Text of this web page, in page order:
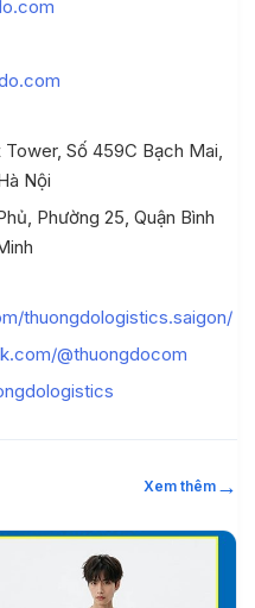
Số 459C Bạch Mai,
Nội
Phường 25, Quận Bình
thuongdologistics.saigon/
@thuongdocom
Xem thêm →